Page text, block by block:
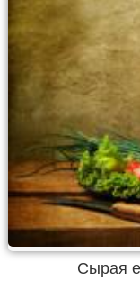
Сырая